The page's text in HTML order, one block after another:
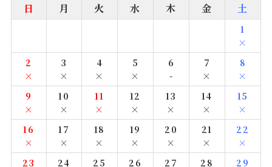
日 月 火 水 木 金 土
1
×
2
×
3
×
4
×
5
×
6
-
7
×
8
×
9
×
10
×
11
×
12
×
13
×
14
×
15
×
16
×
17
×
18
×
19
×
20
×
21
×
22
×
23
24
25
26
27
28
29